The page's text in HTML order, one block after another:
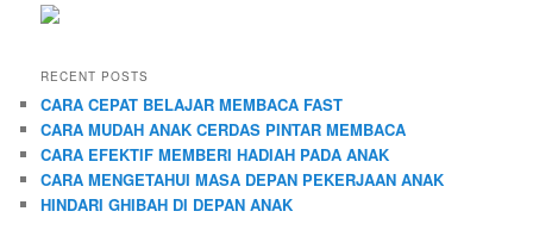
RECENT POSTS
CARA CEPAT BELAJAR MEMBACA FAST
CARA MUDAH ANAK CERDAS PINTAR MEMBACA
CARA EFEKTIF MEMBERI HADIAH PADA ANAK
CARA MENGETAHUI MASA DEPAN PEKERJAAN ANAK
HINDARI GHIBAH DI DEPAN ANAK